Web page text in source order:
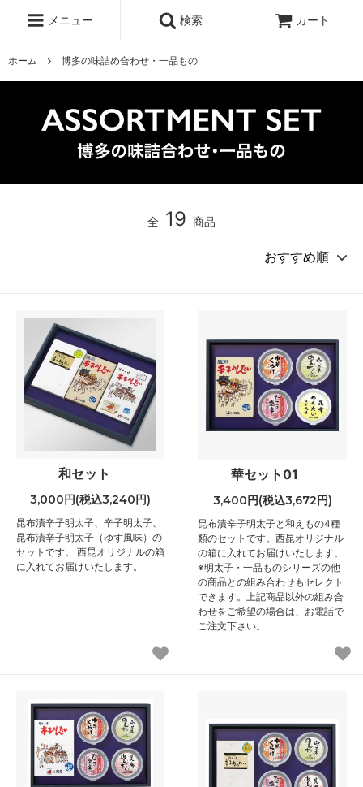
メニュー 検索 カート
ホーム 博多の味詰め合わせ・一品もの
全 19 商品
和セット
3,000円(税込3,240円)
昆布漬辛子明太子、辛子明太子、
昆布漬辛子明太子（ゆず風味）の
セットです。 西昆オリジナルの箱
に入れてお届けいたします。
華セット01
3,400円(税込3,672円)
昆布漬辛子明太子と和えもの4種
類のセットです。西昆オリジナル
の箱に入れてお届けいたします。
※明太子・一品ものシリーズの他
の商品との組み合わせもセレクト
できます。上記商品以外の組み合
わせをご希望の場合は、お電話で
ご注文下さい。